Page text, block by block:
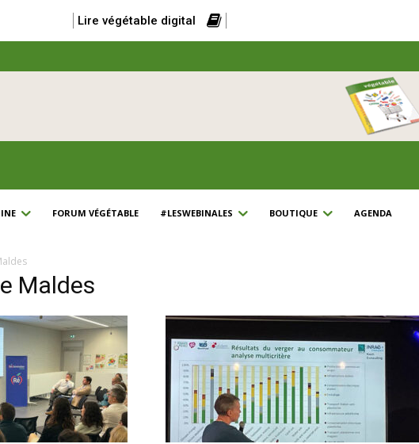
Lire végétable digital
FORUM VÉGÉTABLE #LESWEBINALES BOUTIQUE AGENDA
Maldes